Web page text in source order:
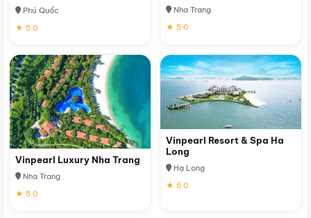
Phú Quốc
★ 5.0
Nha Trang
★ 5.0
Vinpearl Luxury Nha Trang
Nha Trang
★ 5.0
Vinpearl Resort & Spa Ha
Long
Hạ Long
★ 5.0